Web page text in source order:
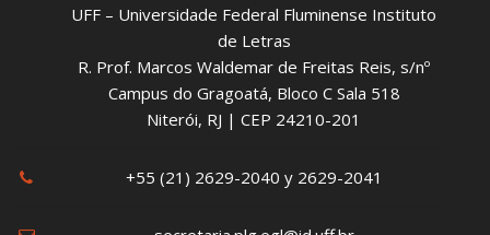
UFF – Universidade Federal Fluminense Instituto
de Letras
R. Prof. Marcos Waldemar de Freitas Reis, s/nº
Campus do Gragoatá, Bloco C Sala 518
Niterói, RJ | CEP 24210-201
+55 (21) 2629-2040 y 2629-2041